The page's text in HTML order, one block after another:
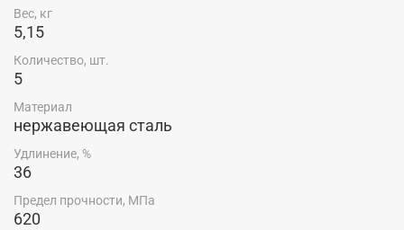
Вес, кг
5,15
Количество, шт.
5
Материал
нержавеющая сталь
Удлинение, %
36
Предел прочности, МПа
620